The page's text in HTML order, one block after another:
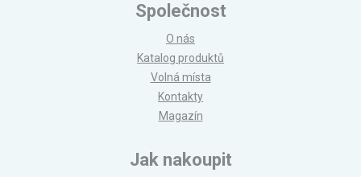
Společnost
O nás
Katalog produktů
Volná místa
Kontakty
Magazín
Jak nakoupit